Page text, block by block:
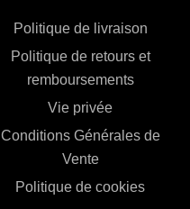
Politique de livraison
Politique de retours et
remboursements
Vie privée
Conditions Générales de
Vente
Politique de cookies